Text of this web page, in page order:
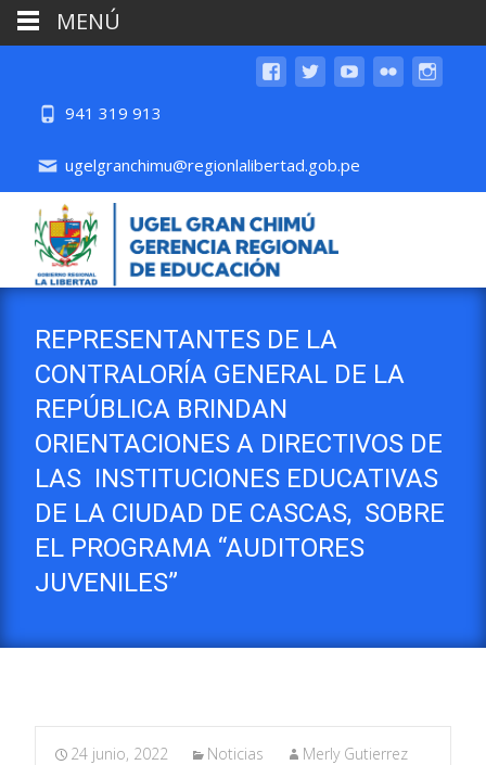
941 319 913
ugelgranchimu@regionlalibertad.gob.pe
REPRESENTANTES DE LA
CONTRALORÍA GENERAL DE LA
REPÚBLICA BRINDAN
ORIENTACIONES A DIRECTIVOS DE
LAS INSTITUCIONES EDUCATIVAS
DE LA CIUDAD DE CASCAS, SOBRE
EL PROGRAMA “AUDITORES
JUVENILES”
24 junio, 2022 Noticias Merly Gutierrez
MENÚ